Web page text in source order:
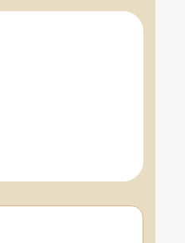
personál. Mohu